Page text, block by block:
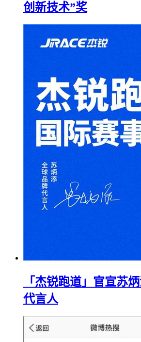
创新技术”奖
「杰锐跑道」官宣苏
代言人